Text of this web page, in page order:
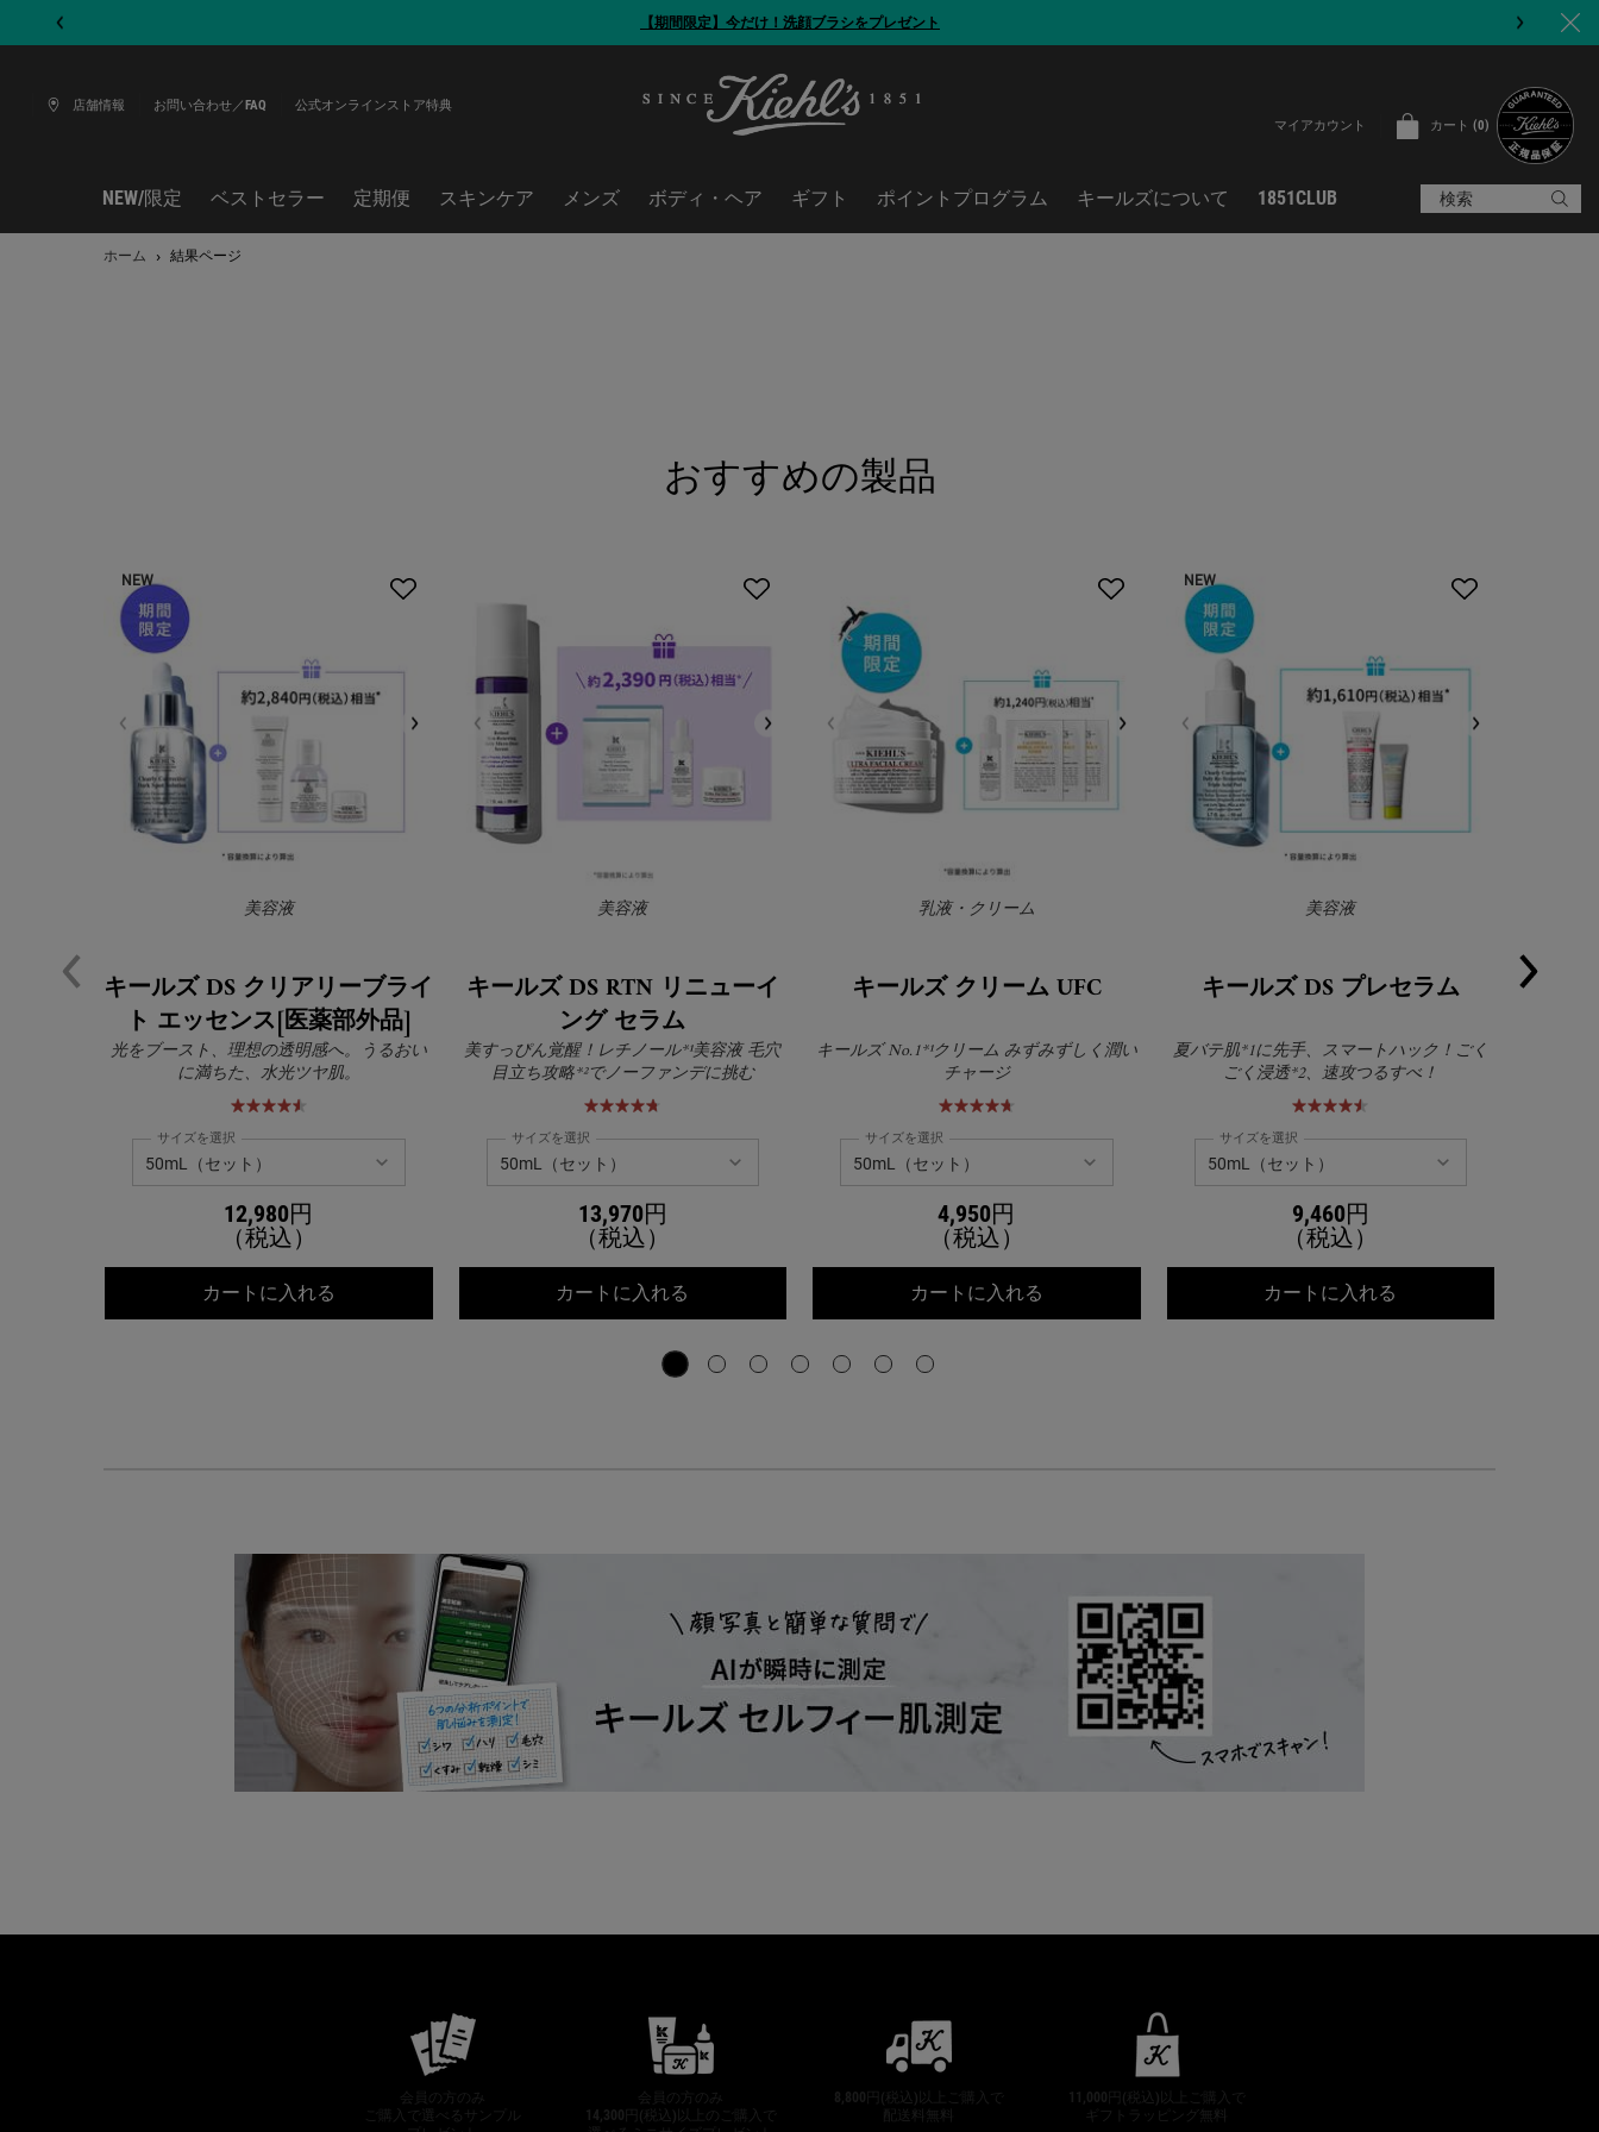
【期間限定】今だけ！洗顔ブラシをプレゼント
店舗情報 お問い合わせ／FAQ
公式オンラインストア特典
マイアカウント
カート 0
0 カート内の製品
NEW/限定 ベストセラー 定期便 スキンケア メンズ ボディ・ヘア ギフト ポイントプログラム キールズについて 1851CLUB 検索
ホーム 結果ページ
おすすめの製品
NEW
美容液
キールズ DS クリアリーブライ
ト エッセンス[医薬部外品]
光をブースト、理想の透明感へ。うるおい
に満ちた、水光ツヤ肌。
サイズを選択
12,980円
（税込）
カートに入れる キールズ DS クリアリーブライト エッセンス[医薬部外品]
美容液
キールズ DS RTN リニューイ
ング セラム
美すっぴん覚醒！レチノール*¹美容液 毛穴
目立ち攻略*²でノーファンデに挑む
サイズを選択
13,970円
（税込）
カートに入れる キールズ DS RTN リニューイング セラム
乳液・クリーム
キールズ クリーム UFC
キールズ No.1*¹クリーム みずみずしく潤い
チャージ
サイズを選択
4,950円
（税込）
カートに入れる
NEW
美容液
キールズ DS プレセラム
夏バテ肌*1に先手、スマートハック！ごく
ごく浸透*2、速攻つるすべ！
サイズを選択
9,460円
（税込）
カートに入れる
キー
会員の方のみ
ご購入で選べるサンプル
会員の方のみ
14,300円(税込)以上のご購入で
8,800円(税込)以上ご購入で
11,000円(税込)以上ご購入で